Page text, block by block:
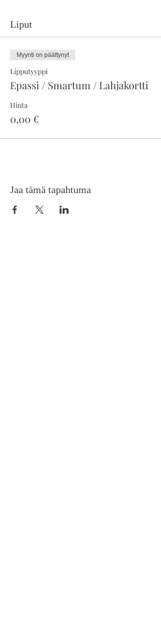
Liput
Myynti on päättynyt
Lipputyyppi
Epassi / Smartum / Lahjakortti
Hinta
0,00 €
Jaa tämä tapahtuma